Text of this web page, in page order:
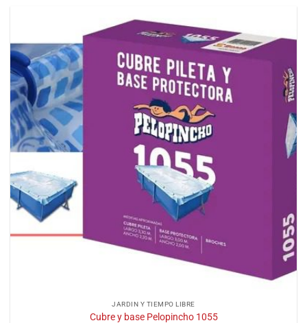
JARDIN Y TIEMPO LIBRE
Cubre y base Pelopincho 1055